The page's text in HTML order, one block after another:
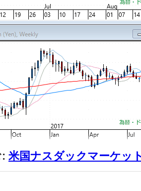
米国ナスダックマーケッ